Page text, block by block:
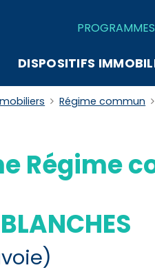
DISPOSITIFS
Régime commun
Régime